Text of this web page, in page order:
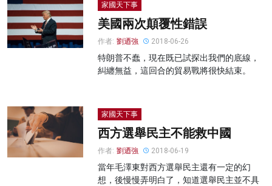
家國天下事
美國兩次顛覆性錯誤
作者: 劉迺強 2018-06-26
特朗普不蠢，現在既已試探出我們的底線，
糾纏無益，這回合的貿易戰將很快結束。
家國天下事
西方選舉民主不能救中國
作者: 劉迺強 2018-06-19
當年毛澤東對西方選舉民主還有一定的幻
想，後慢慢弄明白了，知道選舉民主並不具